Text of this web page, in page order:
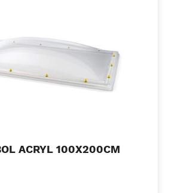
ACRYL 100X200CM